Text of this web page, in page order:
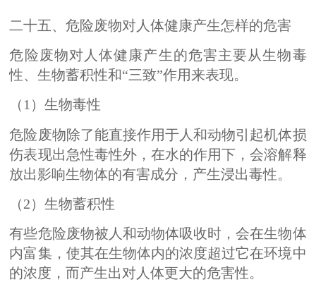
二十五、危险废物对人体健康产生怎样的危害
危险废物对人体健康产生的危害主要从生物毒
性、生物蓄积性和“三致”作用来表现。
（1）生物毒性
危险废物除了能直接作用于人和动物引起机体损
伤表现出急性毒性外，在水的作用下，会溶解释
放出影响生物体的有害成分，产生浸出毒性。
（2）生物蓄积性
有些危险废物被人和动物体吸收时，会在生物体
内富集，使其在生物体内的浓度超过它在环境中
的浓度，而产生出对人体更大的危害性。